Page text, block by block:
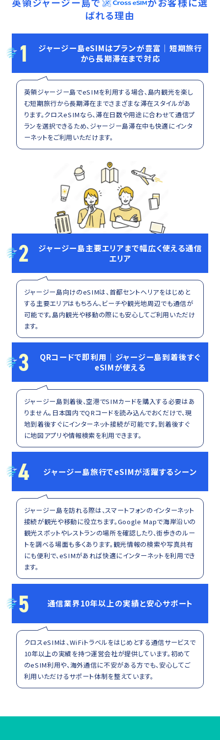
ばれる理由
1
ジャージー島eSIMはプランが豊富｜短期旅行
から長期滞在まで対応
英領ジャージー島でeSIMを利用する場合、島内観光を楽し
む短期旅行から長期滞在までさまざまな滞在スタイルがあ
ります。クロスeSIMなら、滞在日数や用途に合わせて通信プ
ランを選択できるため、ジャージー島滞在中も快適にインタ
ーネットをご利用いただけます。
2
ジャージー島主要エリアまで幅広く使える通信
エリア
ジャージー島向けのeSIMは、首都セントヘリアをはじめと
する主要エリアはもちろん、ビーチや観光地周辺でも通信が
可能です。島内観光や移動の際にも安心してご利用いただけ
ます。
3
QRコードで即利用｜ジャージー島到着後すぐ
eSIMが使える
ジャージー島到着後、空港でSIMカードを購入する必要はあ
りません。日本国内でQRコードを読み込んでおくだけで、現
地到着後すぐにインターネット接続が可能です。到着後すぐ
に地図アプリや情報検索を利用できます。
4 ジャージー島旅行でeSIMが活躍するシーン
ジャージー島を訪れる際は、スマートフォンのインターネット
接続が観光や移動に役立ちます。Google Mapで海岸沿いの
観光スポットやレストランの場所を確認したり、街歩きのルー
トを調べる場面も多くあります。観光情報の検索や写真共有
にも便利で、eSIMがあれば快適にインターネットを利用でき
ます。
5 通信業界10年以上の実績と安心サポート
クロスeSIMは、WiFiトラベルをはじめとする通信サービスで
10年以上の実績を持つ運営会社が提供しています。初めて
のeSIM利用や、海外通信に不安がある方でも、安心してご
利用いただけるサポート体制を整えています。